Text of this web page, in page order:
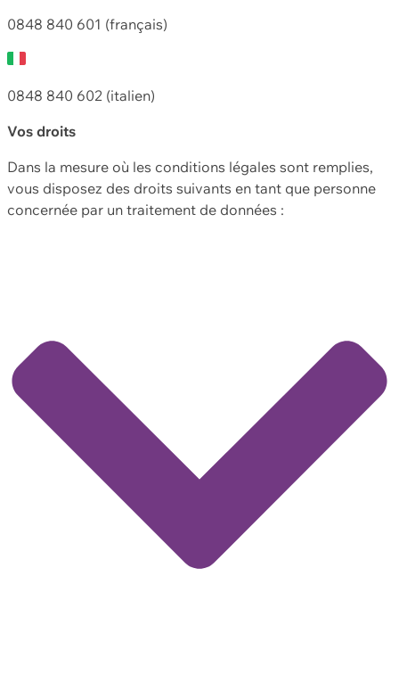
0848 840 601 (français)
0848 840 602 (italien)
Vos droits
Dans la mesure où les conditions légales sont remplies,
vous disposez des droits suivants en tant que personne
concernée par un traitement de données :